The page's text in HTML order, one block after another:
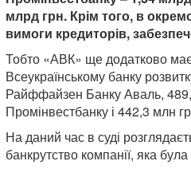
млрд грн. Крім того, в
вимоги кредиторів,
Тобто «АВК» ще додатково
Всеукраїнському банку
Райффайзен Банку Аваль,
Промінвестбанку і 442,3 млн
На даний час в суді
банкрутство компанії, яка